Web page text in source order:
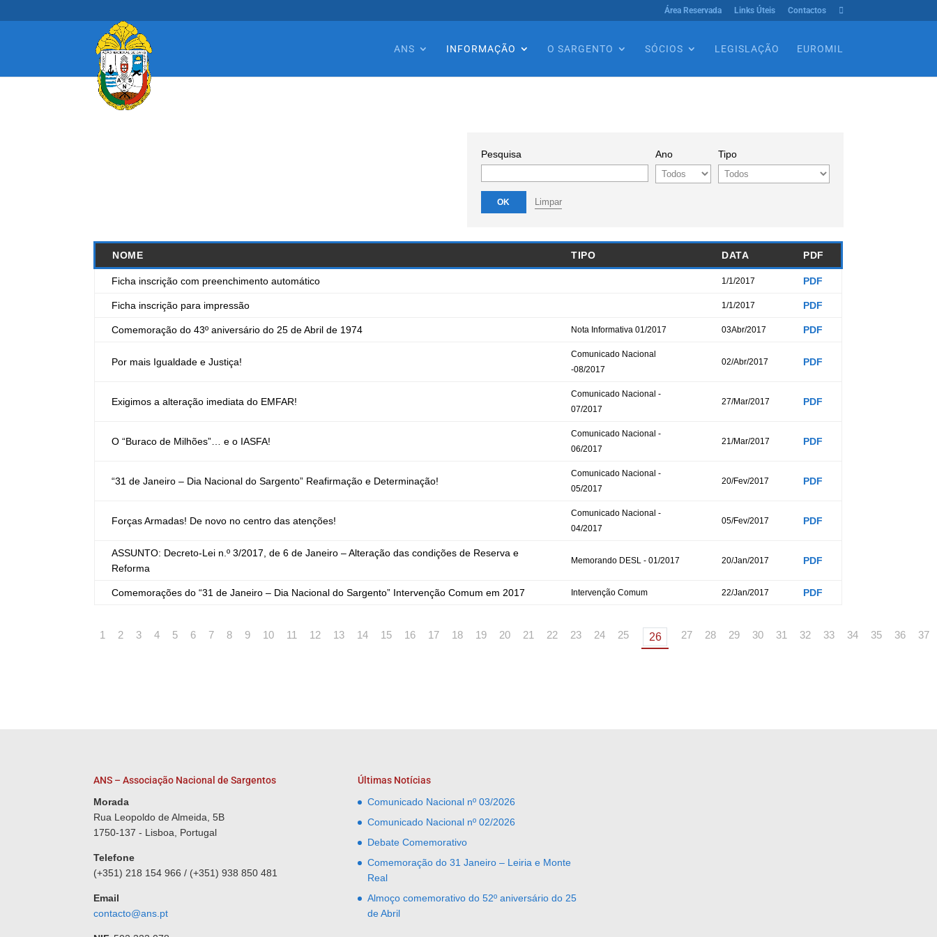
Área Reservada Links Úteis Contactos 
ANS INFORMAÇÃO O SARGENTO SÓCIOS LEGISLAÇÃO EUROMIL
Pesquisa Ano Tipo
OK Limpar
NOME TIPO DATA PDF
Ficha inscrição com preenchimento automático 1/1/2017 PDF
Ficha inscrição para impressão 1/1/2017 PDF
Comemoração do 43º aniversário do 25 de Abril de 1974 Nota Informativa 01/2017 03Abr/2017 PDF
Por mais Igualdade e Justiça!
Comunicado Nacional
-08/2017
02/Abr/2017 PDF
Exigimos a alteração imediata do EMFAR!
Comunicado Nacional -
07/2017
27/Mar/2017 PDF
O “Buraco de Milhões”… e o IASFA!
Comunicado Nacional -
06/2017
21/Mar/2017 PDF
“31 de Janeiro – Dia Nacional do Sargento” Reafirmação e Determinação!
Comunicado Nacional -
05/2017
20/Fev/2017 PDF
Forças Armadas! De novo no centro das atenções!
Comunicado Nacional -
04/2017
05/Fev/2017 PDF
ASSUNTO: Decreto-Lei n.º 3/2017, de 6 de Janeiro – Alteração das condições de Reserva e
Reforma
Memorando DESL - 01/2017 20/Jan/2017 PDF
Comemorações do “31 de Janeiro – Dia Nacional do Sargento” Intervenção Comum em 2017 Intervenção Comum 22/Jan/2017 PDF
1 2 3 4 5 6 7 8 9 10 11 12 13 14 15 16 17 18 19 20 21 22 23 24 25 26 27 28 29 30 31 32 33 34 35 36 37
ANS – Associação Nacional de Sargentos
Morada
Rua Leopoldo de Almeida, 5B
1750-137 - Lisboa, Portugal
Telefone
(+351) 218 154 966 / (+351) 938 850 481
Email
contacto@ans.pt
Últimas Notícias
Comunicado Nacional nº 03/2026
Comunicado Nacional nº 02/2026
Debate Comemorativo
Comemoração do 31 Janeiro – Leiria e Monte
Real
Almoço comemorativo do 52º aniversário do 25
de Abril